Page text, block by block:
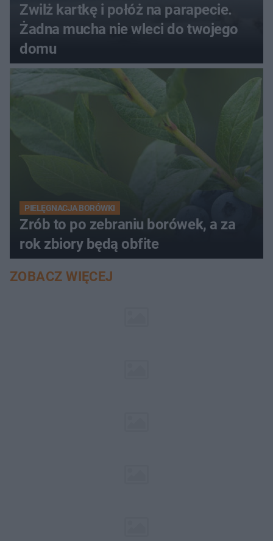
Zwilż kartkę i połóż na parapecie.
Żadna mucha nie wleci do twojego
domu
PIELĘGNACJA BORÓWKI
Zrób to po zebraniu borówek, a za
rok zbiory będą obfite
ZOBACZ WIĘCEJ